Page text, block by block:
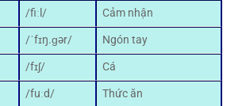
/fiːl/
Cảm nhận
/ˈfɪŋ.ɡər/
Ngón tay
/fɪʃ/
Cá
/fuːd/
Thức ăn